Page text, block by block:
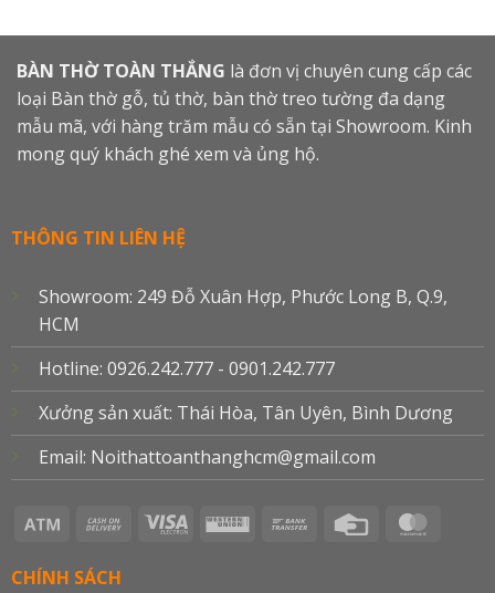
BÀN THỜ TOÀN THẮNG là đơn vị chuyên cung cấp các
loại Bàn thờ gỗ, tủ thờ, bàn thờ treo tường đa dạng
mẫu mã, với hàng trăm mẫu có sẵn tại Showroom. Kinh
mong quý khách ghé xem và ủng hộ.
THÔNG TIN LIÊN HỆ
Showroom: 249 Đỗ Xuân Hợp, Phước Long B, Q.9,
HCM
Hotline: 0926.242.777 - 0901.242.777
Xưởng sản xuất: Thái Hòa, Tân Uyên, Bình Dương
Email: Noithattoanthanghcm@gmail.com
Atm
Cash
Visa
Western
Bank
Credit
CHÍNH SÁCH